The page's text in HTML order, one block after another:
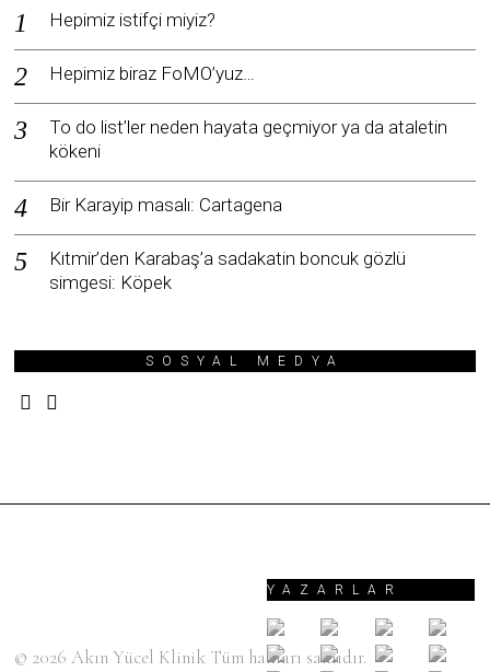
Hepimiz istifçi miyiz?
Hepimiz biraz FoMO’yuz…
To do list’ler neden hayata geçmiyor ya da ataletin
kökeni
Bir Karayip masalı: Cartagena
Kıtmir’den Karabaş’a sadakatin boncuk gözlü
simgesi: Köpek
SOSYAL MEDYA
© 2026Akın Yücel Klinik Tüm hakları saklıdır.
YAZARLAR